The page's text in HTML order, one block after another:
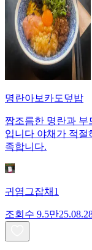
명란아보카도덮밥
짭조름한 명란과 부
입니다 야채가 적
족합니다.
귀염그잡채1
조회수 9.5만